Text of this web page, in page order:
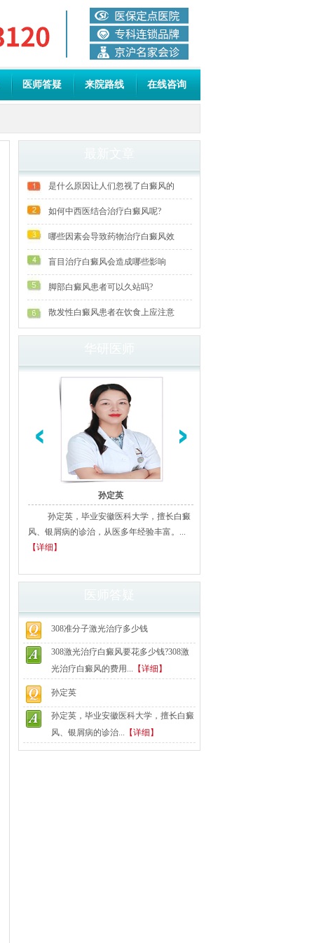
医师答疑 来院路线 在线咨询
是什么原因让人们忽视了白癜风的
如何中西医结合治疗白癜风呢?
哪些因素会导致药物治疗白癜风效
盲目治疗白癜风会造成哪些影响
脚部白癜风患者可以久站吗?
散发性白癜风患者在饮食上应注意
孙定英
孙定英，毕业安徽医科大学，擅长白癜
风、银屑病的诊治，从医多年经验丰富。...
【详细】
308准分子激光治疗多少钱
308激光治疗白癜风要花多少钱?308激
光治疗白癜风的费用... 【详细】
孙定英
孙定英，毕业安徽医科大学，擅长白癜
风、银屑病的诊治... 【详细】